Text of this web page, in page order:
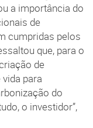
a importância do
de
cumpridas pelos
que, para o
de
para
do
o investidor”,